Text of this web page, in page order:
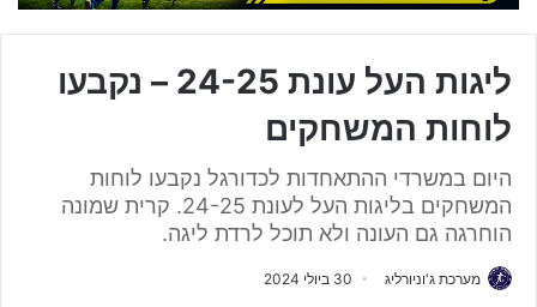
ליגות העל עונת 24-25 – נקבעו
לוחות המשחקים
היום במשרדי ההתאחדות לכדורגל נקבעו לוחות
המשחקים בליגות העל לעונת 24-25. קרית שמונה
הוחרגה גם העונה ולא תוכל לרדת ליגה.
מערכת ג'וניורליג 30 ביולי 2024